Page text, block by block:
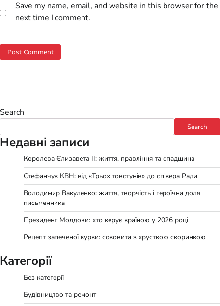
Save my name, email, and website in this browser for the
next time I comment.
Search
Search
Недавні записи
Королева Єлизавета II: життя, правління та спадщина
Стефанчук КВН: від «Трьох товстунів» до спікера Ради
Володимир Вакуленко: життя, творчість і героїчна доля
письменника
Президент Молдови: хто керує країною у 2026 році
Рецепт запеченої курки: соковита з хрусткою скоринкою
Категорії
Без категорії
Будівництво та ремонт